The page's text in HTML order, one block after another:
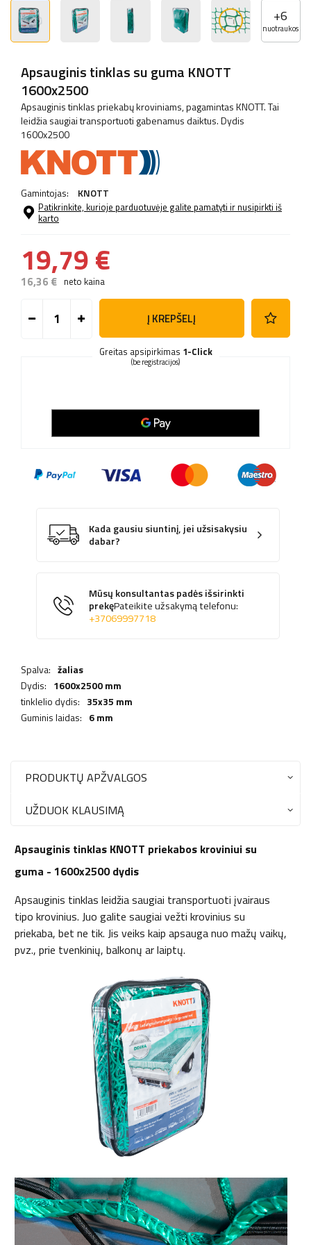
+6
nuotraukos
Apsauginis tinklas su guma KNOTT
1600x2500
Apsauginis tinklas priekabų kroviniams, pagamintas KNOTT. Tai
leidžia saugiai transportuoti gabenamus daiktus. Dydis
1600x2500
Gamintojas: KNOTT
Patikrinkite, kurioje parduotuvėje galite pamatyti ir nusipirkti iš
karto
19,79 €
16,36 € neto kaina
Į KREPŠELĮ
Greitas apsipirkimas 1-Click
(be registracijos)
Kada gausiu siuntinį, jei užsisakysiu
dabar?
Mūsų konsultantas padės išsirinkti
prekęPateikite užsakymą telefonu:
+37069997718
Spalva: žalias
Dydis: 1600x2500 mm
tinklelio dydis: 35x35 mm
Guminis laidas: 6 mm
PRODUKTŲ APŽVALGOS
UŽDUOK KLAUSIMĄ
Apsauginis tinklas KNOTT priekabos kroviniui su
guma - 1600x2500 dydis
Apsauginis tinklas leidžia saugiai transportuoti įvairaus
tipo krovinius. Juo galite saugiai vežti krovinius su
priekaba, bet ne tik. Jis veiks kaip apsauga nuo mažų vaikų,
pvz., prie tvenkinių, balkonų ar laiptų.